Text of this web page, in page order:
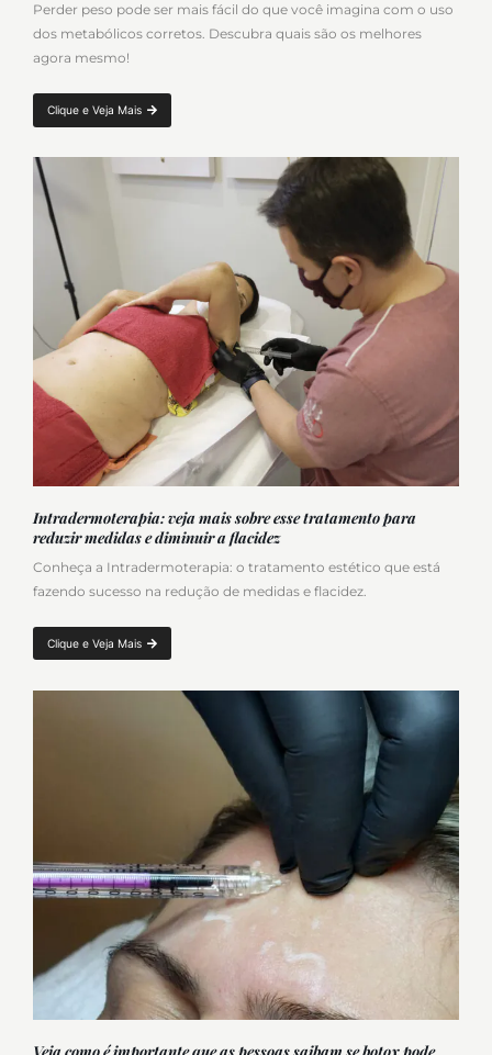
Perder peso pode ser mais fácil do que você imagina com o uso
dos metabólicos corretos. Descubra quais são os melhores
agora mesmo!
Clique e Veja Mais
Intradermoterapia: veja mais sobre esse tratamento para
reduzir medidas e diminuir a flacidez
Conheça a Intradermoterapia: o tratamento estético que está
fazendo sucesso na redução de medidas e flacidez.
Clique e Veja Mais
Veja como é importante que as pessoas saibam se botox pode